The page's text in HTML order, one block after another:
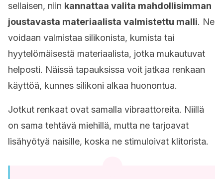
sellaisen, niin kannattaa valita mahdollisimman
joustavasta materiaalista valmistettu malli. Ne
voidaan valmistaa silikonista, kumista tai
hyytelömäisestä materiaalista, jotka mukautuvat
helposti. Näissä tapauksissa voit jatkaa renkaan
käyttöä, kunnes silikoni alkaa huonontua.
Jotkut renkaat ovat samalla vibraattoreita. Niillä
on sama tehtävä miehillä, mutta ne tarjoavat
lisähyötyä naisille, koska ne stimuloivat klitorista.